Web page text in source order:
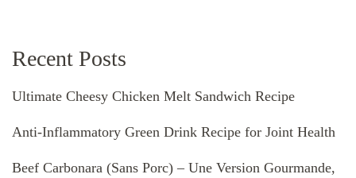
Recent Posts
Ultimate Cheesy Chicken Melt Sandwich Recipe
Anti-Inflammatory Green Drink Recipe for Joint Health
Beef Carbonara (Sans Porc) – Une Version Gourmande,